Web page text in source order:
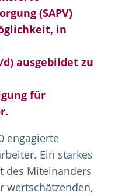
(SAPV)
in
ausgebildet zu
für
engagierte
Ein starkes
des Miteinanders
wertschätzenden,